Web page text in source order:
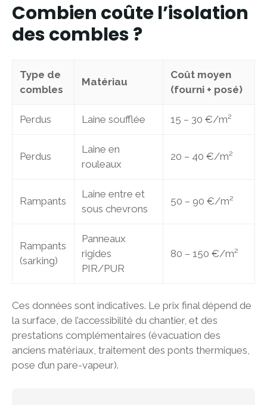
Combien coûte l’isolation
des combles ?
Type de
combles
Matériau
Coût moyen
(fourni + posé)
Perdus Laine soufflée 15 – 30 €/m²
Perdus
Laine en
rouleaux
20 – 40 €/m²
Rampants
Laine entre et
sous chevrons
50 – 90 €/m²
Rampants
(sarking)
Panneaux
rigides
PIR/PUR
80 – 150 €/m²
Ces données sont indicatives. Le prix final dépend de
la surface, de l’accessibilité du chantier, et des
prestations complémentaires (évacuation des
anciens matériaux, traitement des ponts thermiques,
pose d’un pare-vapeur).